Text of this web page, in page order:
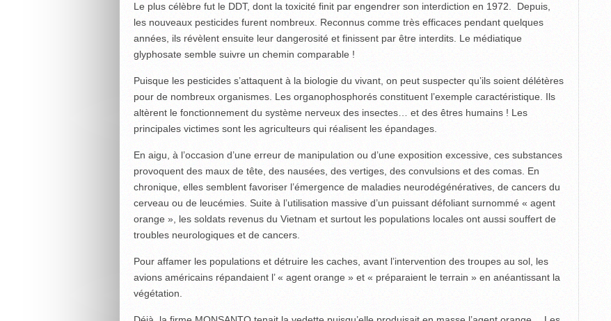
Le plus célèbre fut le DDT, dont la toxicité finit par engendrer son interdiction en 1972. Depuis,
les nouveaux pesticides furent nombreux. Reconnus comme très efficaces pendant quelques
années, ils révèlent ensuite leur dangerosité et finissent par être interdits. Le médiatique
glyphosate semble suivre un chemin comparable !
Puisque les pesticides s’attaquent à la biologie du vivant, on peut suspecter qu’ils soient délétères
pour de nombreux organismes. Les organophosphorés constituent l’exemple caractéristique. Ils
altèrent le fonctionnement du système nerveux des insectes… et des êtres humains ! Les
principales victimes sont les agriculteurs qui réalisent les épandages.
En aigu, à l’occasion d’une erreur de manipulation ou d’une exposition excessive, ces substances
provoquent des maux de tête, des nausées, des vertiges, des convulsions et des comas. En
chronique, elles semblent favoriser l’émergence de maladies neurodégénératives, de cancers du
cerveau ou de leucémies. Suite à l’utilisation massive d’un puissant défoliant surnommé « agent
orange », les soldats revenus du Vietnam et surtout les populations locales ont aussi souffert de
troubles neurologiques et de cancers.
Pour affamer les populations et détruire les caches, avant l’intervention des troupes au sol, les
avions américains répandaient l’ « agent orange » et « préparaient le terrain » en anéantissant la
végétation.